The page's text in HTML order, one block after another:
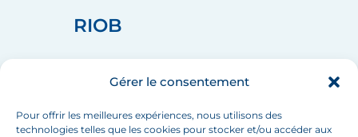
Gérer le consentement
Pour offrir les meilleures expériences, nous utilisons des
technologies telles que les cookies pour stocker et/ou accéder aux
RIOB
+33 (1) 44 90 88 60
mail info[at]inbo-news.org